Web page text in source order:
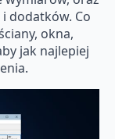
dodatków. Co
okna,
jak najlepiej